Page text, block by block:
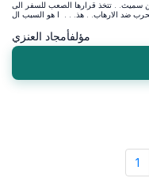
سميث. . تتخذ قرارها الصعب للسفر الى
مؤلفأمجاد العنزي
1